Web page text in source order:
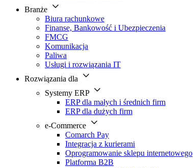
Branże
Biura rachunkowe
Finanse, Bankowość i Ubezpieczenia
FMCG
Komunikacja
Paliwa
Usługi i rozwiązania IT
Rozwiązania dla
Systemy ERP
ERP dla małych i średnich firm
ERP dla dużych firm
e-Commerce
Comarch Pay
Integracja z kurierami
Oprogramowanie sklepu internetowego
Platforma B2B